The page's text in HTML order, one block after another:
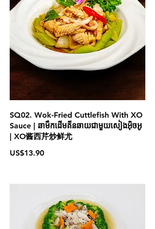
SQ02. Wok-Fried Cuttlefish With XO
Sauce | ឆាមឹកដើមគីនឆាយជាមួយសៀងអ៊ិចអូ
| XO酱西芹炒鲜尤
US$13.90